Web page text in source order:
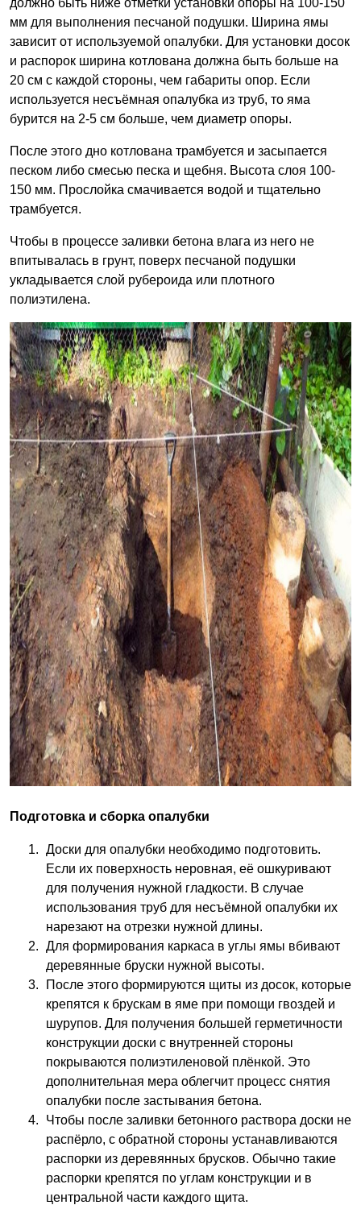
мм для выполнения песчаной подушки. Ширина ямы
зависит от используемой опалубки. Для установки досок
и распорок ширина котлована должна быть больше на
20 см с каждой стороны, чем габариты опор. Если
используется несъёмная опалубка из труб, то яма
бурится на 2-5 см больше, чем диаметр опоры.
После этого дно котлована трамбуется и засыпается
песком либо смесью песка и щебня. Высота слоя 100-
150 мм. Прослойка смачивается водой и тщательно
трамбуется.
Чтобы в процессе заливки бетона влага из него не
впитывалась в грунт, поверх песчаной подушки
укладывается слой рубероида или плотного
полиэтилена.
Подготовка и сборка опалубки
Доски для опалубки необходимо подготовить.
Если их поверхность неровная, её ошкуривают
для получения нужной гладкости. В случае
использования труб для несъёмной опалубки их
нарезают на отрезки нужной длины.
Для формирования каркаса в углы ямы вбивают
деревянные бруски нужной высоты.
После этого формируются щиты из досок, которые
крепятся к брускам в яме при помощи гвоздей и
шурупов. Для получения большей герметичности
конструкции доски с внутренней стороны
покрываются полиэтиленовой плёнкой. Это
дополнительная мера облегчит процесс снятия
опалубки после застывания бетона.
Чтобы после заливки бетонного раствора доски не
распёрло, с обратной стороны устанавливаются
распорки из деревянных брусков. Обычно такие
распорки крепятся по углам конструкции и в
центральной части каждого щита.